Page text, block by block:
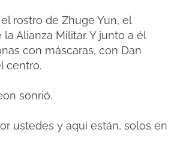
rostro de Zhuge Yun, el
Alianza Militar. Y junto a él
con máscaras, con Dan
centro.
sonrió.
ustedes y aquí están, solos en